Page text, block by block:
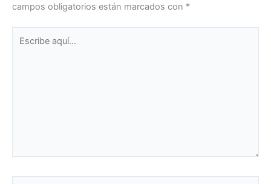
campos obligatorios están marcados con *